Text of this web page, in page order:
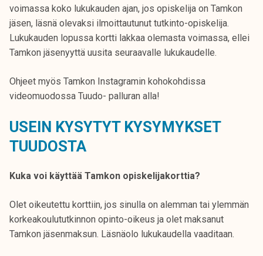
voimassa koko lukukauden ajan, jos opiskelija on Tamkon
jäsen, läsnä olevaksi ilmoittautunut tutkinto-opiskelija.
Lukukauden lopussa kortti lakkaa olemasta voimassa, ellei
Tamkon jäsenyyttä uusita seuraavalle lukukaudelle.
Ohjeet myös Tamkon Instagramin kohokohdissa
videomuodossa Tuudo- palluran alla!
USEIN KYSYTYT KYSYMYKSET
TUUDOSTA
Kuka voi käyttää Tamkon opiskelijakorttia?
Olet oikeutettu korttiin, jos sinulla on alemman tai ylemmän
korkeakoulututkinnon opinto-oikeus ja olet maksanut
Tamkon jäsenmaksun. Läsnäolo lukukaudella vaaditaan.